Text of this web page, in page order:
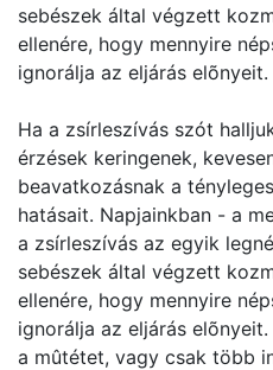
sebészek által végzett
ellenére, hogy mennyire
ignorálja az eljárás
Ha a zsírleszívás szót
érzések keringenek,
beavatkozásnak a
hatásait. Napjainkban - a
a zsírleszívás az egyik
sebészek által végzett
ellenére, hogy mennyire
ignorálja az eljárás
a mûtétet, vagy csak több